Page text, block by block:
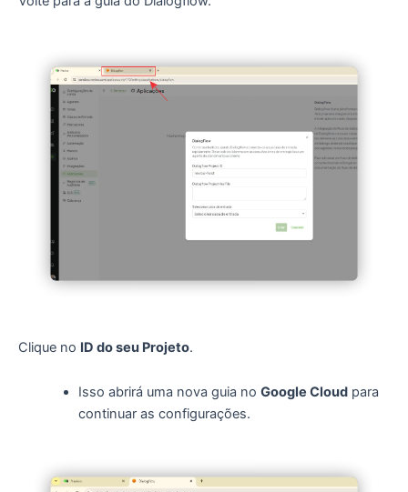
Clique no ID do seu Projeto.
Isso abrirá uma nova guia no Google Cloudpara
continuar as configurações.